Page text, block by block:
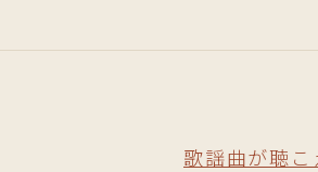
歌謡曲が聴